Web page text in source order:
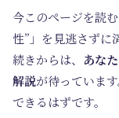
今このページを読
性”」を見逃さずに
続きからは、 あな
解説が待っていま
できるはずです。